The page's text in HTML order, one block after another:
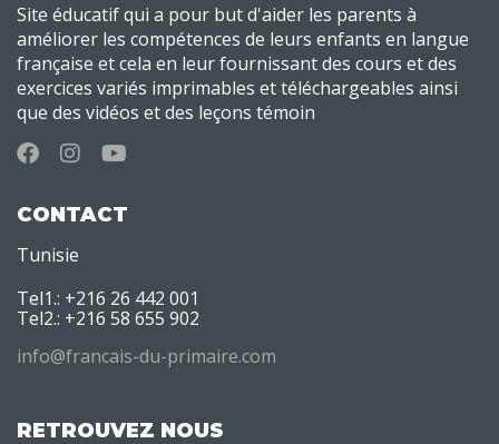
Site éducatif qui a pour but d'aider les parents à
améliorer les compétences de leurs enfants en langue
française et cela en leur fournissant des cours et des
exercices variés imprimables et téléchargeables ainsi
que des vidéos et des leçons témoin
CONTACT
Tunisie
Tel1.: +216 26 442 001
Tel2.: +216 58 655 902
info@francais-du-primaire.com
RETROUVEZ NOUS